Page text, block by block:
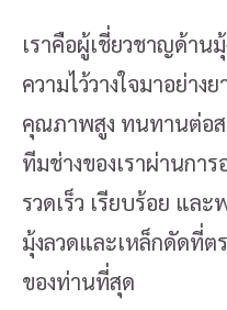
เราคือผู้เชี่ยวชาญด้าน
ความไว้วางใจมาอย่าง
คุณภาพสูง ทนทานต่อส
ทีมช่างของเราผ่านกา
รวดเร็ว เรียบร้อย แล
มุ้งลวดและเหล็กดัดที่ต
ของท่านที่สุด